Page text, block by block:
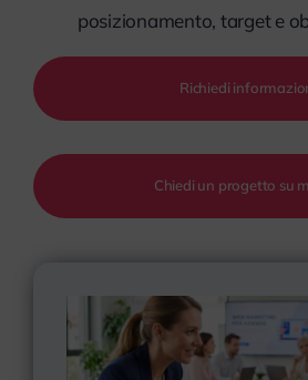
posizionamento, target e
Richiedi
Chiedi un progetto su